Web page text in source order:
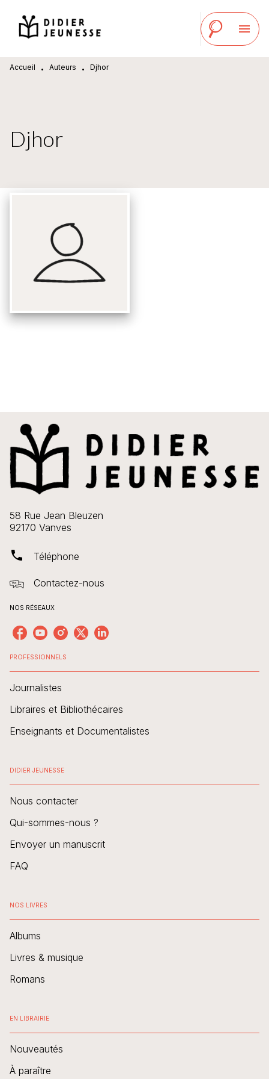
MENU RECHERCHE
PIED DE PAGE
menu
Accueil • Auteurs • Djhor
Djhor
58 Rue Jean Bleuzen
92170 Vanves
phone Téléphone
Contactez-nous
NOS RÉSEAUX
PROFESSIONNELS
Journalistes
Libraires et Bibliothécaires
Enseignants et Documentalistes
DIDIER JEUNESSE
Nous contacter
Qui-sommes-nous ?
Envoyer un manuscrit
FAQ
NOS LIVRES
Albums
Livres & musique
Romans
EN LIBRAIRIE
Nouveautés
À paraître